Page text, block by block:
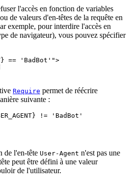
l'accès en fonction de variables
de valeurs d'en-têtes de la requête en
exemple, pour interdire l'accès en
de navigateur), vous pouvez spécifier
== 'BadBot'">
Require permet de réécrire
suivante :
!= 'BadBot'
de l'en-tête User-Agent n'est pas une
peut être défini à une valeur
de l'utilisateur.